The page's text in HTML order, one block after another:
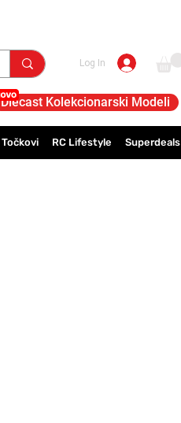
Log In
Diecast Kolekcionarski Modeli
Točkovi RC Lifestyle Superdeals